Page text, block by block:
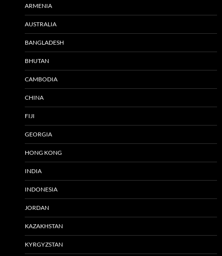
ARMENIA
AUSTRALIA
BANGLADESH
BHUTAN
CAMBODIA
CHINA
FIJI
GEORGIA
HONG KONG
INDIA
INDONESIA
JORDAN
KAZAKHSTAN
KYRGYZSTAN